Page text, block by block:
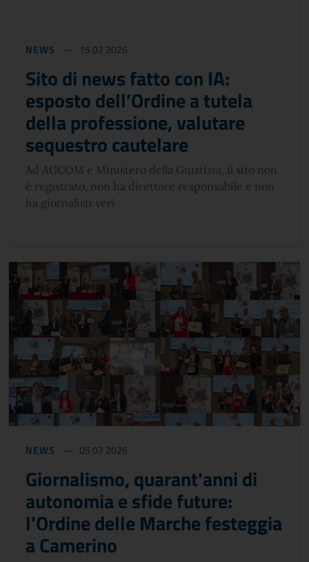
NEWS 15 07 2026
Sito di news fatto con IA:
esposto dell’Ordine a tutela
della professione, valutare
sequestro cautelare
Ad AGCOM e Ministero della Giustizia, il sito non
è registrato, non ha direttore responsabile e non
ha giornalisti veri
NEWS 05 07 2026
Giornalismo, quarant'anni di
autonomia e sfide future:
l'Ordine delle Marche festeggia
a Camerino